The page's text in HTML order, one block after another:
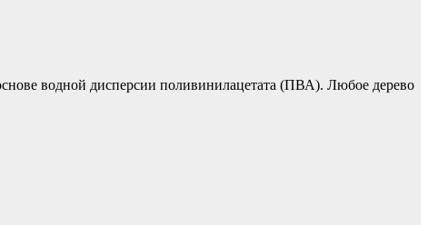
водной дисперсии поливинилацетата (ПВА). Любое дерево